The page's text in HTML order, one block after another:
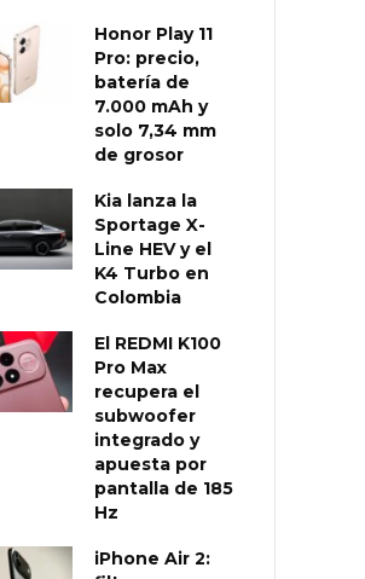
Honor Play 11
Pro: precio,
batería de
7.000 mAh y
solo 7,34 mm
de grosor
Kia lanza la
Sportage X-
Line HEV y el
K4 Turbo en
Colombia
El REDMI K100
Pro Max
recupera el
subwoofer
integrado y
apuesta por
pantalla de 185
Hz
iPhone Air 2: